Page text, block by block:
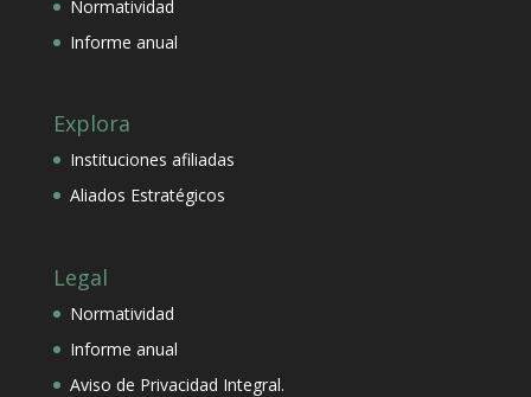
Normatividad
Informe anual
Explora
Instituciones afiliadas
Aliados Estratégicos
Legal
Normatividad
Informe anual
Aviso de Privacidad Integral.